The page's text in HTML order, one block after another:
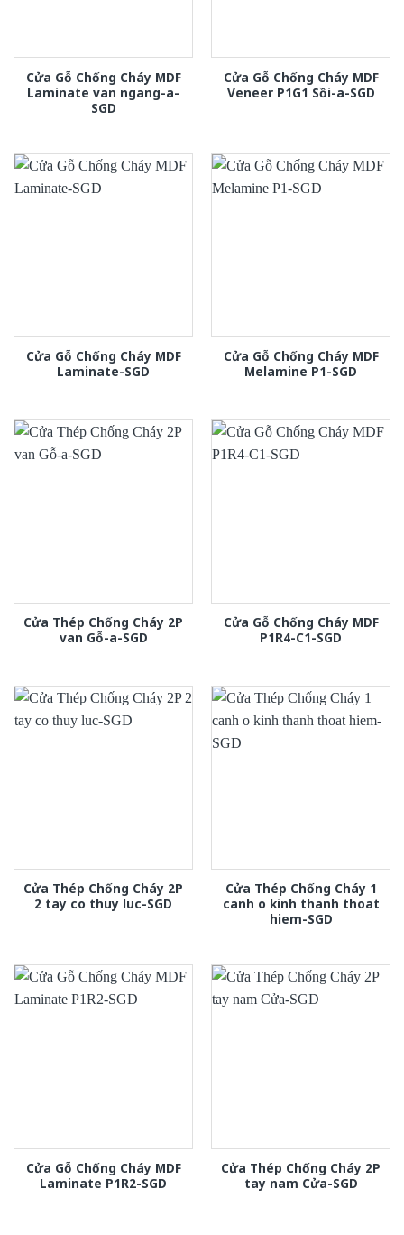
Cửa Gỗ Chống Cháy MDF
Laminate van ngang-a-
SGD
Cửa Gỗ Chống Cháy MDF
Veneer P1G1 Sồi-a-SGD
Cửa Gỗ Chống Cháy MDF
Laminate-SGD
Cửa Gỗ Chống Cháy MDF
Melamine P1-SGD
Cửa Thép Chống Cháy 2P
van Gỗ-a-SGD
Cửa Gỗ Chống Cháy MDF
P1R4-C1-SGD
Cửa Thép Chống Cháy 2P
2 tay co thuy luc-SGD
Cửa Thép Chống Cháy 1
canh o kinh thanh thoat
hiem-SGD
Cửa Gỗ Chống Cháy MDF
Laminate P1R2-SGD
Cửa Thép Chống Cháy 2P
tay nam Cửa-SGD